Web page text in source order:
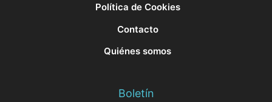
Política de Cookies
Contacto
Quiénes somos
Boletín